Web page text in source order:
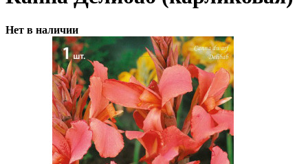
Нет в наличии